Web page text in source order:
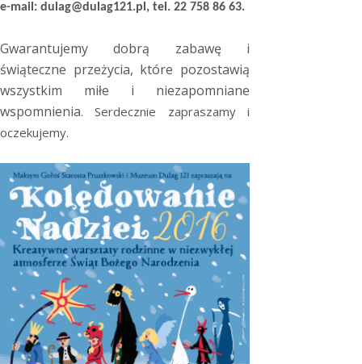
e-mail: dulag@dulag121.pl, tel. 22 758 86 63.
Gwarantujemy dobrą zabawę i
świąteczne przeżycia, które pozostawią
wszystkim miłe i niezapomniane
wspomnienia. Serdecznie zapraszamy i
oczekujemy.